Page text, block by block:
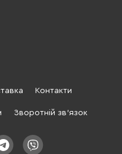
Контакти
Зворотній зв'язок